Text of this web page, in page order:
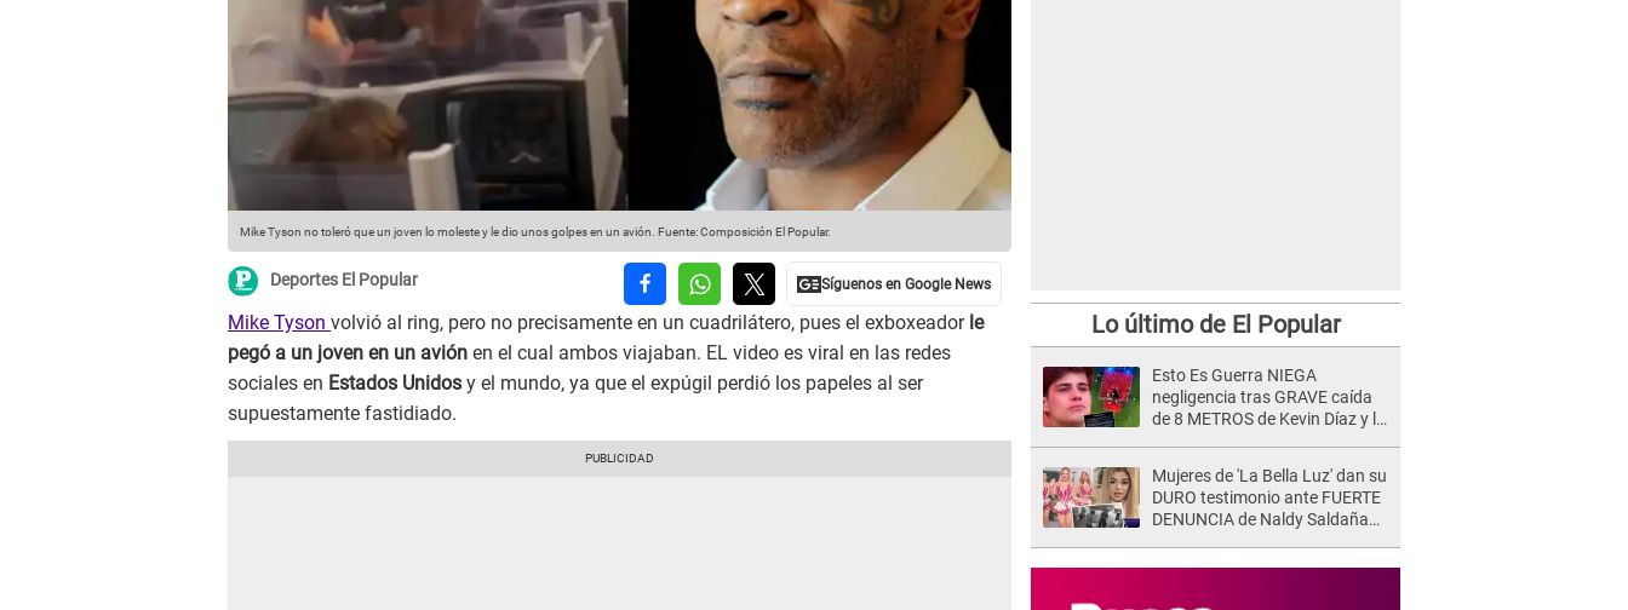
Mike Tyson no toleró que un joven lo moleste y le dio unos golpes en un avión. Fuente: Composición El Popular.
Deportes El Popular
Mike Tyson volvió al ring, pero no precisamente en un cuadrilátero, pues el exboxeador le
pegó a un joven en un avión en el cual ambos viajaban. EL video es viral en las redes
sociales en Estados Unidos y el mundo, ya que el expúgil perdió los papeles al ser
supuestamente fastidiado.
Lo último de El Popular
Esto Es Guerra NIEGA
negligencia tras GRAVE caída
de 8 METROS de Kevin Díaz y lo
Mujeres de 'La Bella Luz' dan su
DURO testimonio ante FUERTE
DENUNCIA de Naldy Saldaña